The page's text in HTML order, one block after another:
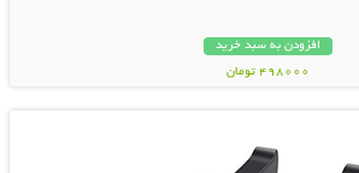
افزودن به سبد خرید
498000 تومان